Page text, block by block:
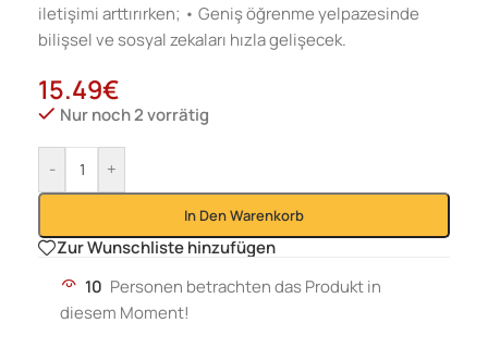
iletişimi arttırırken; • Geniş öğrenme yelpazesinde
bilişsel ve sosyal zekaları hızla gelişecek.
15.49€
Nur noch 2 vorrätig
- +
In Den Warenkorb
Zur Wunschliste hinzufügen
10 Personen betrachten das Produkt in
diesem Moment!